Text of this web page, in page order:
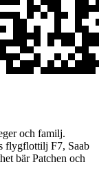
och familj.
flygflottilj F7, Saab
bär Patchen och